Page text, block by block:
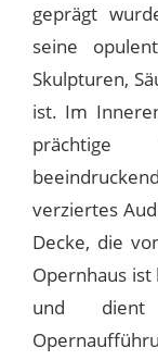
geprägt
seine
Skulpturen,
ist. Im
verziertes
Decke, die
Opernhaus
und dient